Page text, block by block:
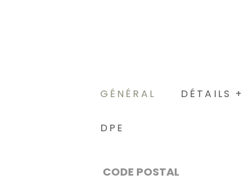
GÉNÉRAL DÉTAILS +
DPE
Caractérisque Valeurs
CODE POSTAL